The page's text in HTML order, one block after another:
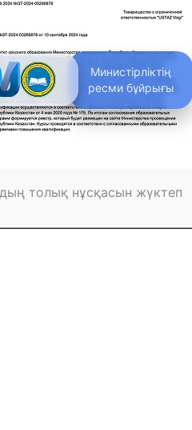
Министірліктің
ресми бұйрығы
толық нұсқасын жүктеп